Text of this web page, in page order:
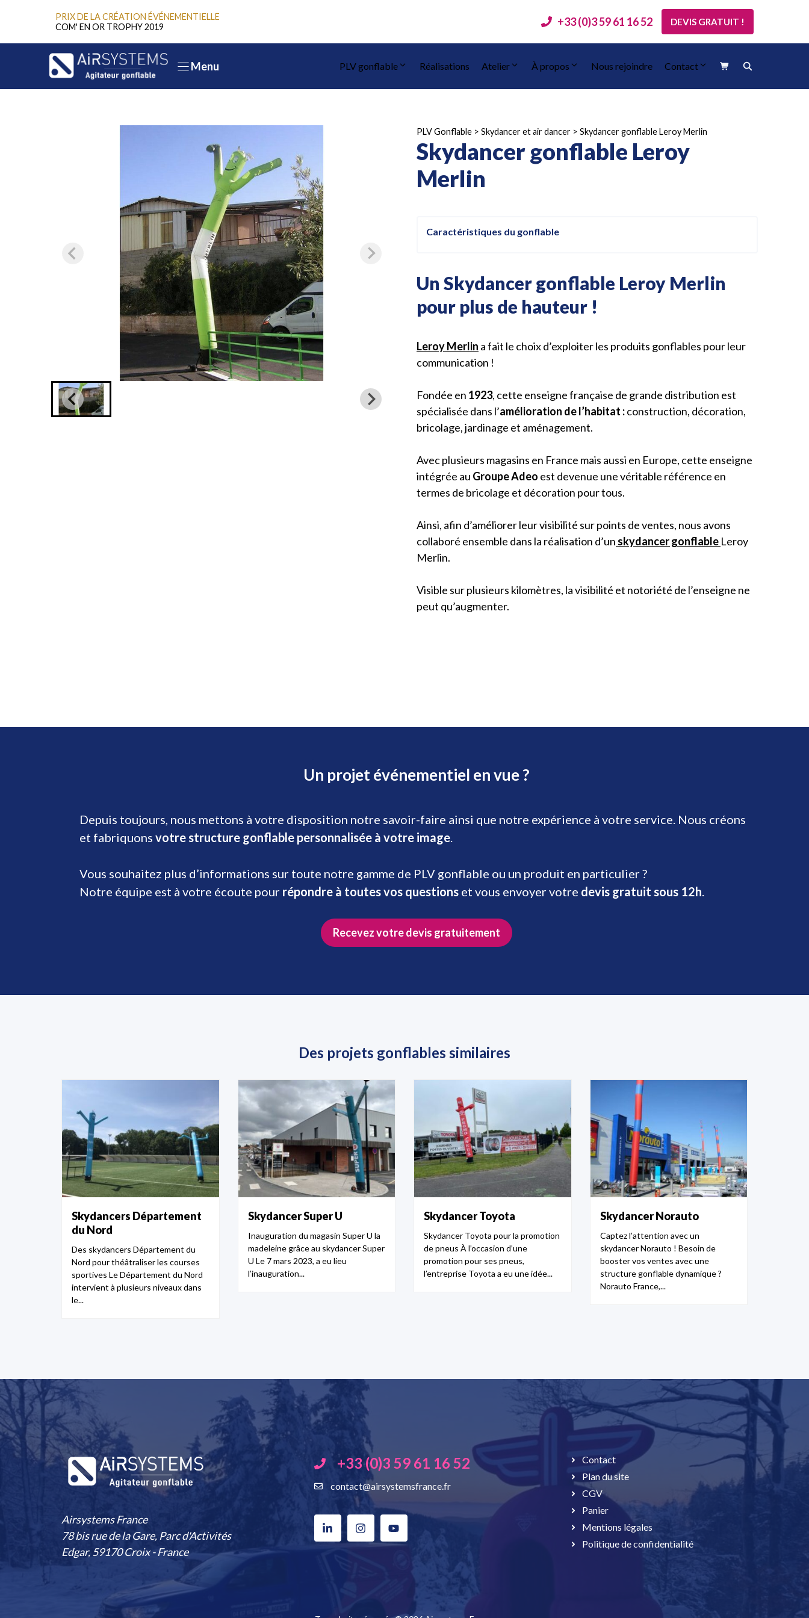
PRIX DE LA CRÉATION ÉVÉNEMENTIELLE
COM' EN OR TROPHY 2019
+33 (0)3 59 61 16 52 DEVIS GRATUIT !
Menu PLV gonflable Réalisations Atelier À propos Nous rejoindre Contact
PLV Gonflable > Skydancer et air dancer > Skydancer gonflable Leroy Merlin
Skydancer gonflable Leroy
Merlin
Caractéristiques du gonflable
Un Skydancer gonflable Leroy Merlin
pour plus de hauteur !
Leroy Merlin a fait le choix d’exploiter les produits gonflables pour leur
communication !
Fondée en 1923, cette enseigne française de grande distribution est
spécialisée dans l’amélioration de l’habitat :construction, décoration,
bricolage, jardinage et aménagement.
Avec plusieurs magasins en France mais aussi en Europe, cette enseigne
intégrée au Groupe Adeo est devenue une véritable référence en
termes de bricolage et décoration pour tous.
Ainsi, afin d’améliorer leur visibilité sur points de ventes, nous avons
collaboré ensemble dans la réalisation d’un skydancer gonflable Leroy
Merlin.
Visible sur plusieurs kilomètres, la visibilité et notoriété de l’enseigne ne
peut qu’augmenter.
Un projet événementiel en vue ?
Depuis toujours, nous mettons à votre disposition notre savoir-faire ainsi que notre expérience à votre service. Nous créons
et fabriquons votre structure gonflable personnalisée à votre image.
Vous souhaitez plus d’informations sur toute notre gamme de PLV gonflable ou un produit en particulier ?
Notre équipe est à votre écoute pour répondre à toutes vos questions et vous envoyer votre devis gratuit sous 12h.
Recevez votre devis gratuitement
Des projets gonflables similaires
Skydancers Département
du Nord
Des skydancers Département du
Nord pour théâtraliser les courses
sportives Le Département du Nord
intervient à plusieurs niveaux dans
le...
Skydancer Super U
Inauguration du magasin Super U la
madeleine grâce au skydancer Super
U Le 7 mars 2023, a eu lieu
l’inauguration...
Skydancer Toyota
Skydancer Toyota pour la promotion
de pneus À l’occasion d’une
promotion pour ses pneus,
l’entreprise Toyota a eu une idée...
Skydancer Norauto
Captez l’attention avec un
skydancer Norauto ! Besoin de
booster vos ventes avec une
structure gonflable dynamique ?
Norauto France,...
Airsystems France
78 bis rue de la Gare, Parc d'Activités
Edgar, 59170 Croix - France
+33 (0)3 59 61 16 52
contact@airsystemsfrance.fr
Contact
Plan du site
CGV
Panier
Mentions légales
Politique de confidentialité